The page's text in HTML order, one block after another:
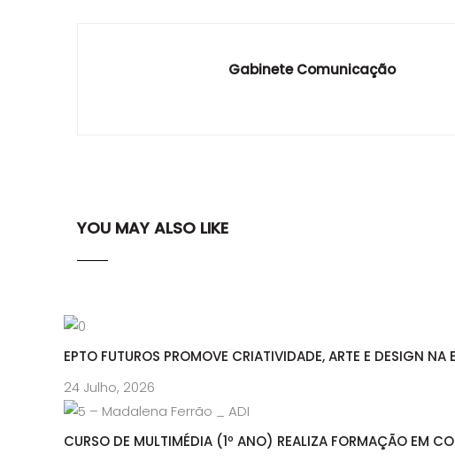
Gabinete Comunicação
YOU MAY ALSO LIKE
EPTO FUTUROS PROMOVE CRIATIVIDADE, ARTE E DESIGN NA
24 Julho, 2026
CURSO DE MULTIMÉDIA (1º ANO) REALIZA FORMAÇÃO EM